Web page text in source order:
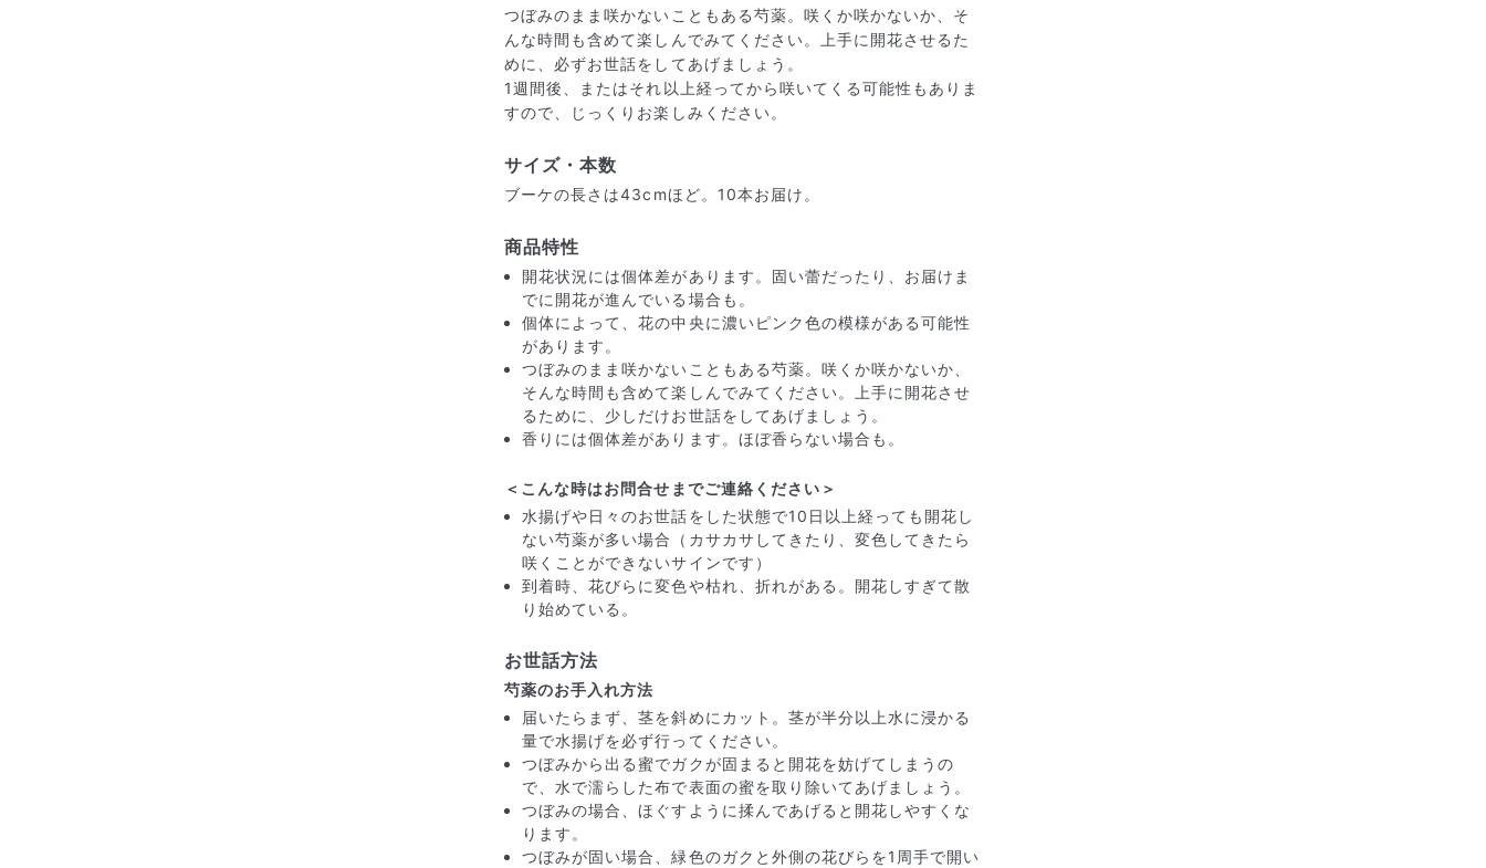
届いたお花に元気がなかったら？
もし届いたお花に「枯れている」「折れている」などの不備が
あった場合は、些細なことでもお気軽にサポートまでご連絡く
ださい。ご返金にて補償いたします。
つぼみのまま咲かないこともある芍薬。咲くか咲かないか、そ
んな時間も含めて楽しんでみてください。上手に開花させるた
めに、必ずお世話をしてあげましょう。
1週間後、またはそれ以上経ってから咲いてくる可能性もありま
すので、じっくりお楽しみください。
サイズ・本数
ブーケの長さは43cmほど。10本お届け。
商品特性
開花状況には個体差があります。固い蕾だったり、お届けま
でに開花が進んでいる場合も。
個体によって、花の中央に濃いピンク色の模様がある可能性
があります。
つぼみのまま咲かないこともある芍薬。咲くか咲かないか、
そんな時間も含めて楽しんでみてください。上手に開花させ
るために、少しだけお世話をしてあげましょう。
香りには個体差があります。ほぼ香らない場合も。
＜こんな時はお問合せまでご連絡ください＞
水揚げや日々のお世話をした状態で10日以上経っても開花し
ない芍薬が多い場合（カサカサしてきたり、変色してきたら
咲くことができないサインです）
到着時、花びらに変色や枯れ、折れがある。開花しすぎて散
り始めている。
お世話方法
芍薬のお手入れ方法
届いたらまず、茎を斜めにカット。茎が半分以上水に浸かる
量で水揚げを必ず行ってください。
つぼみから出る蜜でガクが固まると開花を妨げてしまうの
で、水で濡らした布で表面の蜜を取り除いてあげましょう。
つぼみの場合、ほぐすように揉んであげると開花しやすくな
ります。
つぼみが固い場合、緑色のガクと外側の花びらを1周手で開い